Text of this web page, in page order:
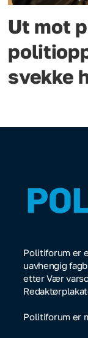
Ut mot
svekke
Politiforum er
uavhengig
etter Vær
Politiforum er